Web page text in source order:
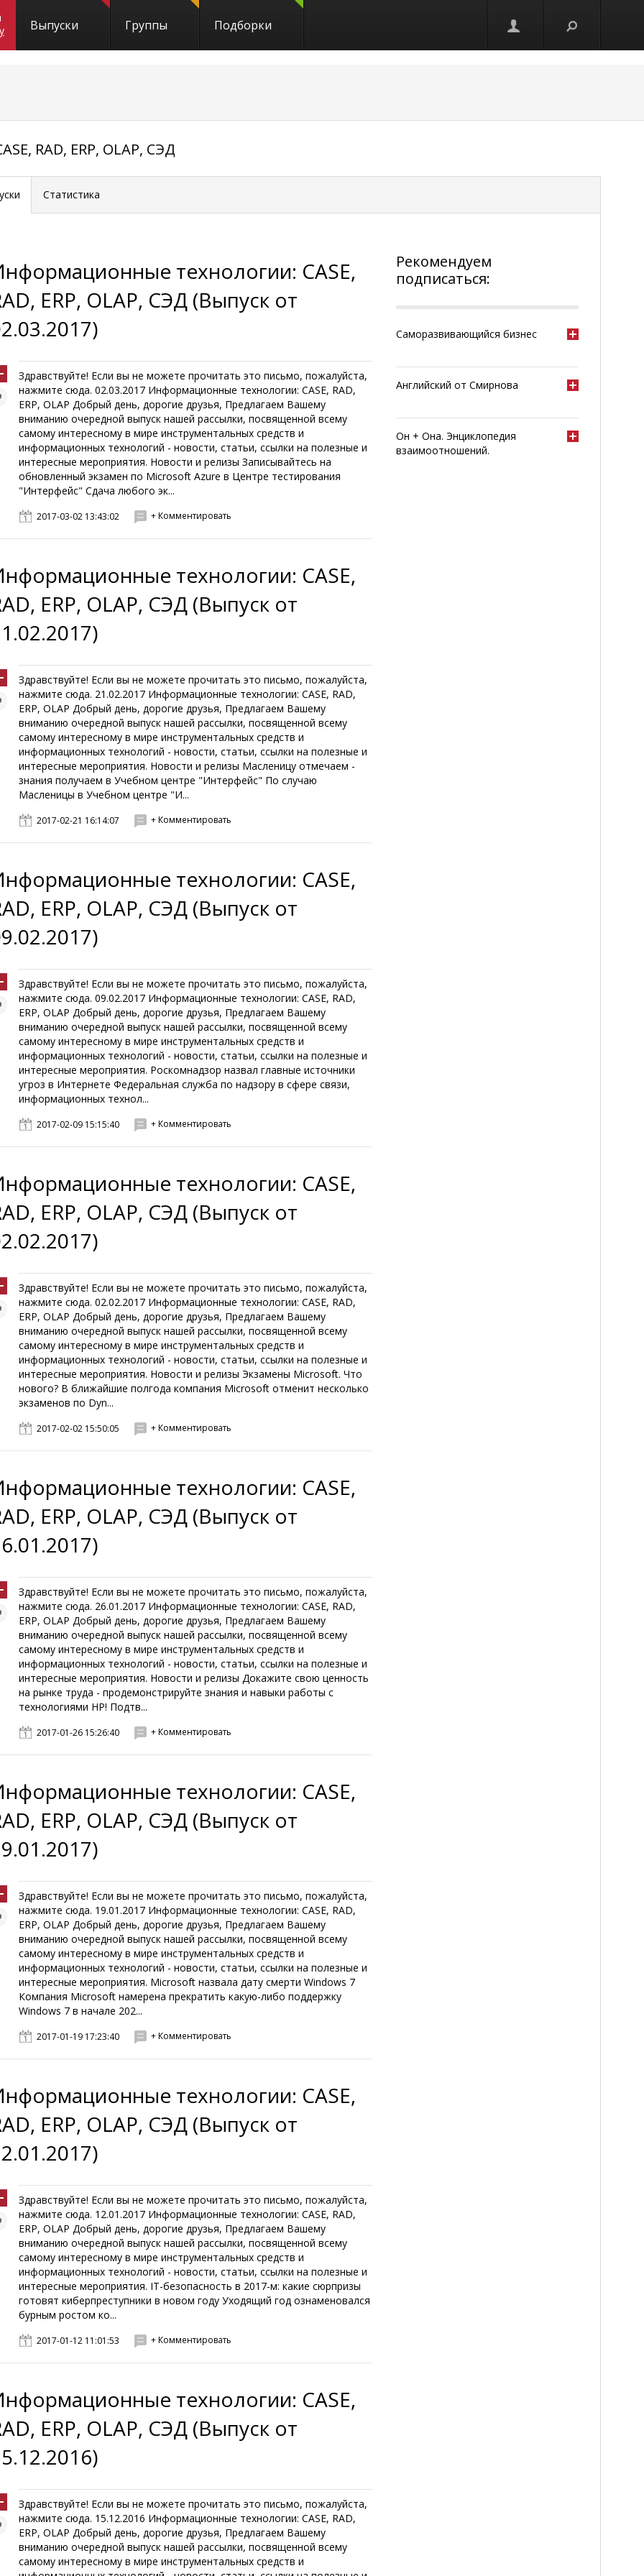
Выпуски Группы Подборки
RAD, ERP, OLAP, СЭД
Статистика
технологии: CASE,
ERP, OLAP, СЭД (Выпуск от
Здравствуйте! Если вы не можете прочитать это письмо, пожалуйста,
нажмите сюда. 02.03.2017 Информационные технологии: CASE, RAD,
ERP, OLAP Добрый день, дорогие друзья, Предлагаем Вашему
вниманию очередной выпуск нашей рассылки, посвященной всему
самому интересному в мире инструментальных средств и
информационных технологий - новости, статьи, ссылки на полезные и
интересные мероприятия. Новости и релизы Записывайтесь на
обновленный экзамен по Microsoft Azure в Центре тестирования
"Интерфейс" Сдача любого эк...
2017-03-02 13:43:02 + Комментировать
технологии: CASE,
ERP, OLAP, СЭД (Выпуск от
Здравствуйте! Если вы не можете прочитать это письмо, пожалуйста,
нажмите сюда. 21.02.2017 Информационные технологии: CASE, RAD,
ERP, OLAP Добрый день, дорогие друзья, Предлагаем Вашему
вниманию очередной выпуск нашей рассылки, посвященной всему
самому интересному в мире инструментальных средств и
информационных технологий - новости, статьи, ссылки на полезные и
интересные мероприятия. Новости и релизы Масленицу отмечаем -
знания получаем в Учебном центре "Интерфейс" По случаю
Масленицы в Учебном центре "И...
2017-02-21 16:14:07 + Комментировать
технологии: CASE,
ERP, OLAP, СЭД (Выпуск от
Здравствуйте! Если вы не можете прочитать это письмо, пожалуйста,
нажмите сюда. 09.02.2017 Информационные технологии: CASE, RAD,
ERP, OLAP Добрый день, дорогие друзья, Предлагаем Вашему
вниманию очередной выпуск нашей рассылки, посвященной всему
самому интересному в мире инструментальных средств и
информационных технологий - новости, статьи, ссылки на полезные и
интересные мероприятия. Роскомнадзор назвал главные источники
угроз в Интернете Федеральная служба по надзору в сфере связи,
информационных технол...
2017-02-09 15:15:40 + Комментировать
технологии: CASE,
ERP, OLAP, СЭД (Выпуск от
Здравствуйте! Если вы не можете прочитать это письмо, пожалуйста,
нажмите сюда. 02.02.2017 Информационные технологии: CASE, RAD,
ERP, OLAP Добрый день, дорогие друзья, Предлагаем Вашему
вниманию очередной выпуск нашей рассылки, посвященной всему
самому интересному в мире инструментальных средств и
информационных технологий - новости, статьи, ссылки на полезные и
интересные мероприятия. Новости и релизы Экзамены Microsoft. Что
нового? В ближайшие полгода компания Microsoft отменит несколько
экзаменов по Dyn...
2017-02-02 15:50:05 + Комментировать
технологии: CASE,
ERP, OLAP, СЭД (Выпуск от
Здравствуйте! Если вы не можете прочитать это письмо, пожалуйста,
нажмите сюда. 26.01.2017 Информационные технологии: CASE, RAD,
ERP, OLAP Добрый день, дорогие друзья, Предлагаем Вашему
вниманию очередной выпуск нашей рассылки, посвященной всему
самому интересному в мире инструментальных средств и
информационных технологий - новости, статьи, ссылки на полезные и
интересные мероприятия. Новости и релизы Докажите свою ценность
на рынке труда - продемонстрируйте знания и навыки работы с
технологиями HP! Подтв...
2017-01-26 15:26:40 + Комментировать
технологии: CASE,
ERP, OLAP, СЭД (Выпуск от
Здравствуйте! Если вы не можете прочитать это письмо, пожалуйста,
нажмите сюда. 19.01.2017 Информационные технологии: CASE, RAD,
ERP, OLAP Добрый день, дорогие друзья, Предлагаем Вашему
вниманию очередной выпуск нашей рассылки, посвященной всему
самому интересному в мире инструментальных средств и
информационных технологий - новости, статьи, ссылки на полезные и
интересные мероприятия. Microsoft назвала дату смерти Windows 7
Компания Microsoft намерена прекратить какую-либо поддержку
Windows 7 в начале 202...
2017-01-19 17:23:40 + Комментировать
технологии: CASE,
ERP, OLAP, СЭД (Выпуск от
Здравствуйте! Если вы не можете прочитать это письмо, пожалуйста,
нажмите сюда. 12.01.2017 Информационные технологии: CASE, RAD,
ERP, OLAP Добрый день, дорогие друзья, Предлагаем Вашему
вниманию очередной выпуск нашей рассылки, посвященной всему
самому интересному в мире инструментальных средств и
информационных технологий - новости, статьи, ссылки на полезные и
интересные мероприятия. IT-безопасность в 2017-м: какие сюрпризы
готовят киберпреступники в новом году Уходящий год ознаменовался
бурным ростом ко...
2017-01-12 11:01:53 + Комментировать
технологии: CASE,
ERP, OLAP, СЭД (Выпуск от
Здравствуйте! Если вы не можете прочитать это письмо, пожалуйста,
нажмите сюда. 15.12.2016 Информационные технологии: CASE, RAD,
ERP, OLAP Добрый день, дорогие друзья, Предлагаем Вашему
вниманию очередной выпуск нашей рассылки, посвященной всему
самому интересному в мире инструментальных средств и
Рекомендуем
подписаться:
Саморазвивающийся бизнес
Английский от Смирнова
Он + Она. Энциклопедия
взаимоотношений.